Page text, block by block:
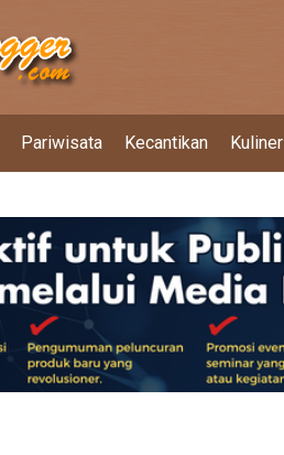
Pariwisata Kecantikan Kuliner